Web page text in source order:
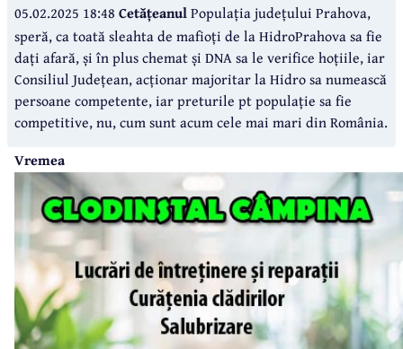
05.02.2025 18:48 CetățeanulPopulația județului Prahova,
speră, ca toată sleahta de mafioți de la HidroPrahova sa fie
dați afară, și în plus chemat și DNA sa le verifice hoțiile, iar
Consiliul Județean, acționar majoritar la Hidro sa numească
persoane competente, iar preturile pt populație sa fie
competitive, nu, cum sunt acum cele mai mari din România.
Vremea